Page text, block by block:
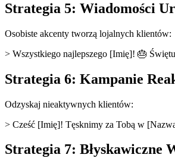
Strategia 5: Wiadomości
Osobiste akcenty tworzą lojalnych klientów:
> Wszystkiego najlepszego [Imię]! 🎂
Strategia 6: Kampanie
Odzyskaj nieaktywnych klientów:
> Cześć [Imię]! Tęsknimy za Tobą w
Strategia 7: Błyskawiczne